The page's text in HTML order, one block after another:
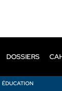
ÉDUCATION
DOSSIERS